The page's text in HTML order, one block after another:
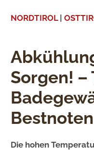
NORDTIROL|
Sorgen! –
Bestnoten
Die hohen